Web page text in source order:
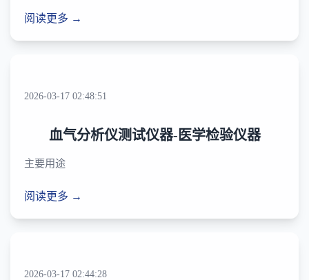
阅读更多 →
2026-03-17 02:48:51
血气分析仪测试仪器-医学检验仪器
主要用途
阅读更多 →
2026-03-17 02:44:28